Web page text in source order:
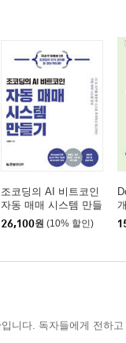
서비스를 공개하는
원 가입 및 배포하기
입하기
포하기
배포하기
위한 코드스페이스와
저장소 '깃허브'
하기
조코딩의 AI 비트코인
자동 매매 시스템 만들
기
26,100원 (10% 할인)
니다. 독자들에게 전하